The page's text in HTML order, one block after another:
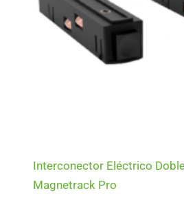
Interconector Eléctrico
Magnetrack Pro